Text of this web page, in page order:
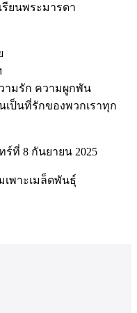
รียนพระมารดา
ามรัก ความผูกพัน
ป็นที่รักของพวกเราทุก
ร์ที่ 8 กันยายน 2025
เพาะเมล็ดพันธุ์